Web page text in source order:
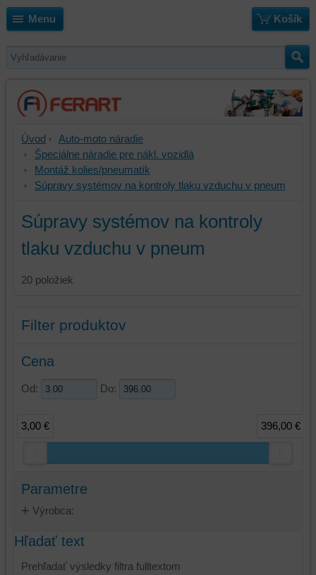
Menu Košík
Úvod
Auto-moto náradie
Špeciálne náradie pre nákl. vozidlá
Montáž kolies/pneumatík
Súpravy systémov na kontroly tlaku vzduchu v pneum
Súpravy systémov na kontroly
tlaku vzduchu v pneum
20 položiek
Filter produktov
Cena
Od: Do:
3,00 € 396,00 €
Parametre
Výrobca:
Hľadať text
Prehľadať výsledky filtra fulltextom